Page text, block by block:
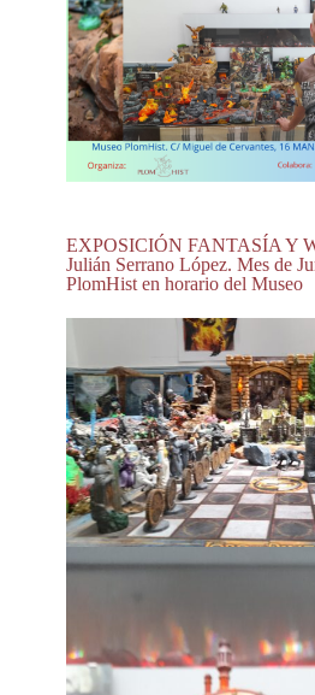
EXPOSICIÓN FANTASÍA Y
Julián Serrano López. Mes de
PlomHist en horario del Museo